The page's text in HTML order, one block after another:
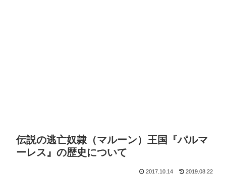
伝説の逃亡奴隷（マルーン）王国『パルマ
ーレス』の歴史について
2017.10.14 2019.08.22